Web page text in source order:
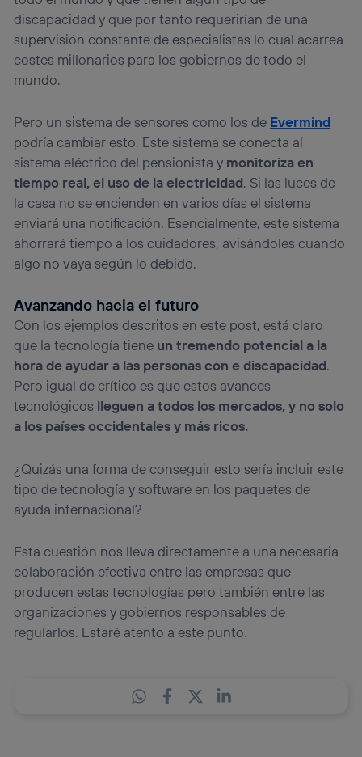
discapacidad y que por tanto requerirían de una
supervisión constante de especialistas lo cual acarrea
costes millonarios para los gobiernos de todo el
mundo.
Pero un sistema de sensores como los de Evermind
podría cambiar esto. Este sistema se conecta al
sistema eléctrico del pensionista y monitoriza en
tiempo real, el uso de la electricidad. Si las luces de
la casa no se encienden en varios días el sistema
enviará una notificación. Esencialmente, este sistema
ahorrará tiempo a los cuidadores, avisándoles cuando
algo no vaya según lo debido.
Avanzando hacia el futuro
Con los ejemplos descritos en este post, está claro
que la tecnología tiene un tremendo potencial a la
hora de ayudar a las personas con e discapacidad.
Pero igual de crítico es que estos avances
tecnológicos lleguen a todos los mercados, y no solo
a los países occidentales y más ricos.
¿Quizás una forma de conseguir esto sería incluir este
tipo de tecnología y software en los paquetes de
ayuda internacional?
Esta cuestión nos lleva directamente a una necesaria
colaboración efectiva entre las empresas que
producen estas tecnologías pero también entre las
organizaciones y gobiernos responsables de
regularlos. Estaré atento a este punto.